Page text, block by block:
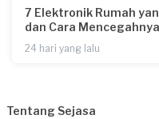
7 Elektronik Rumah
dan Cara Mencegahnya
24 hari yang lalu
Tentang Sejasa